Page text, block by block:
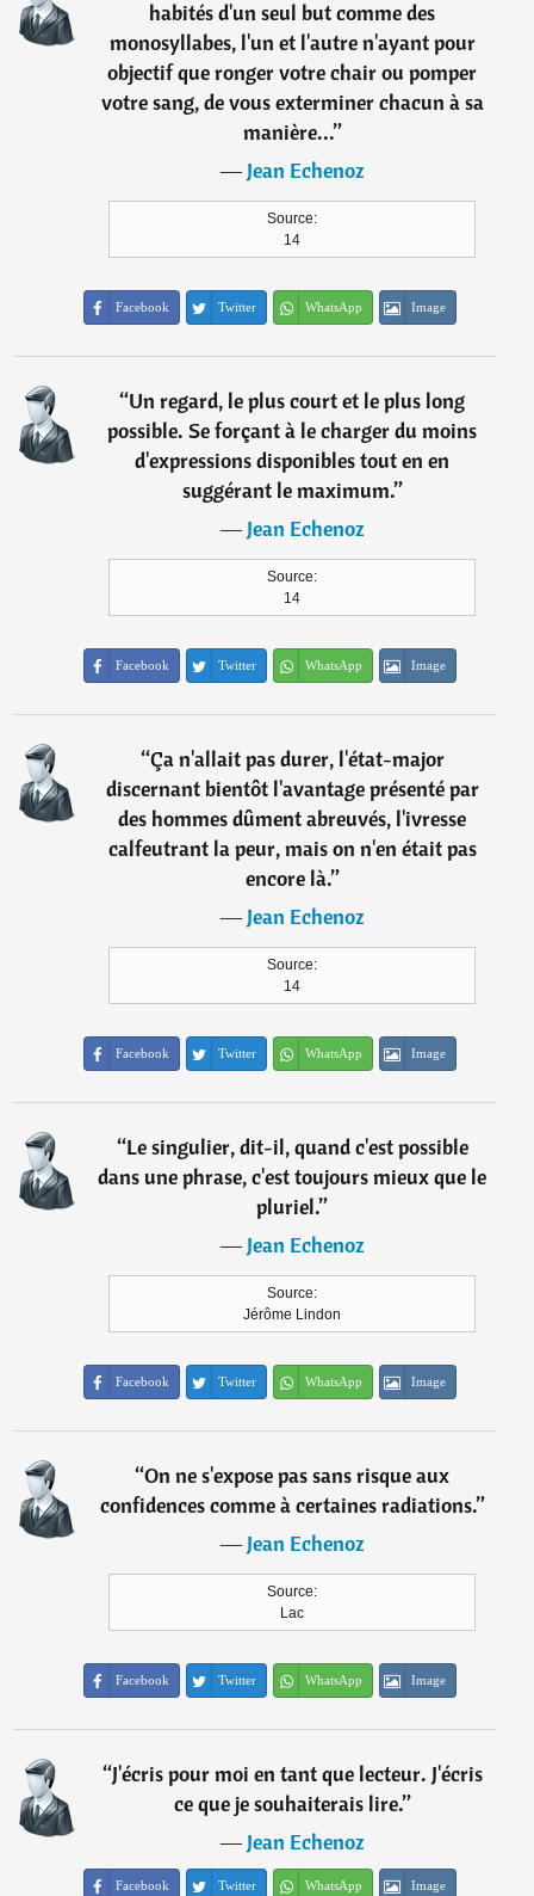
habités d'un seul but comme des
monosyllabes, l'un et l'autre n'ayant pour
objectif que ronger votre chair ou pomper
votre sang, de vous exterminer chacun à sa
manière...”
―Jean Echenoz
Source:
14
Facebook Twitter WhatsApp Image
“Un regard, le plus court et le plus long
possible. Se forçant à le charger du moins
d'expressions disponibles tout en en
suggérant le maximum.”
―Jean Echenoz
Source:
14
Facebook Twitter WhatsApp Image
“Ça n'allait pas durer, l'état-major
discernant bientôt l'avantage présenté par
des hommes dûment abreuvés, l'ivresse
calfeutrant la peur, mais on n'en était pas
encore là.”
―Jean Echenoz
Source:
14
Facebook Twitter WhatsApp Image
“Le singulier, dit-il, quand c'est possible
dans une phrase, c'est toujours mieux que le
pluriel.”
―Jean Echenoz
Source:
Jérôme Lindon
Facebook Twitter WhatsApp Image
“On ne s'expose pas sans risque aux
confidences comme à certaines radiations.”
―Jean Echenoz
Source:
Lac
Facebook Twitter WhatsApp Image
“J'écris pour moi en tant que lecteur. J'écris
ce que je souhaiterais lire.”
―Jean Echenoz
Facebook Twitter WhatsApp Image